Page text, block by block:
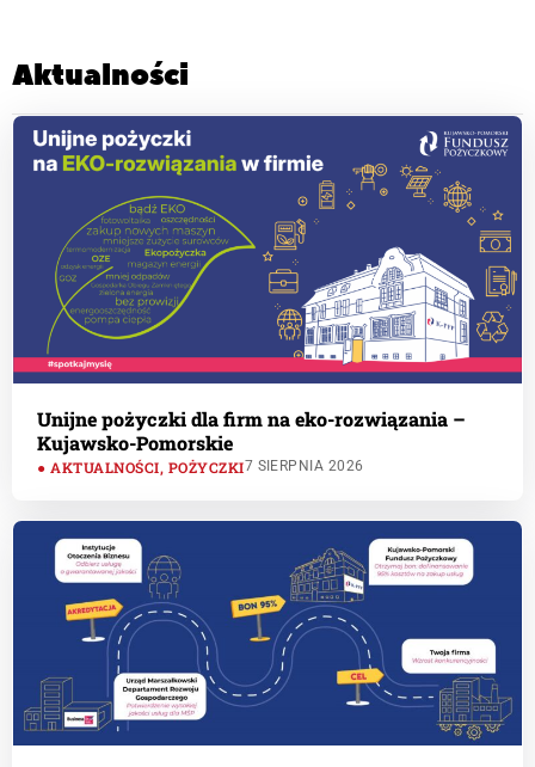
Aktualności
Unijne pożyczki dla firm na eko-rozwiązania –
Kujawsko-Pomorskie
AKTUALNOŚCI, POŻYCZKI7 SIERPNIA 2026